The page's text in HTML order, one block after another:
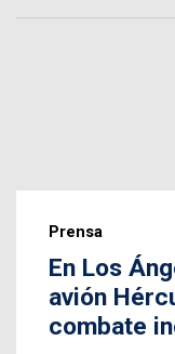
Prensa
En Los
avión
combate